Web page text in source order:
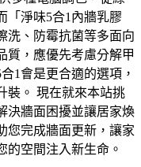
「淨味5合1內牆乳膠
洗、防霉抗菌等多面向
質，應優先考慮分解甲
1會是更合適的選項，
裝。 現在就來本站挑
決牆面困擾並讓居家煥
您完成牆面更新，讓家
的空間注入新生命。